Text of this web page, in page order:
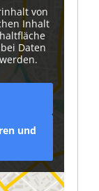
von
Inhalt
Daten
und